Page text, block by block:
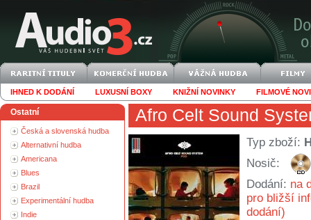
IHNED K DODÁNÍ LUXUSNÍ BOXY KNIŽNÍ NOVINKY FILMOVÉ
Ostatní
Česká a slovenská hudba
Alternativní hudba
Americana
Blues
Brazil
Experimentální hudba
Indie
Afro Celt Sound
Typ zboží:
Nosič:
Dodání: na
pro bližší
dodání)